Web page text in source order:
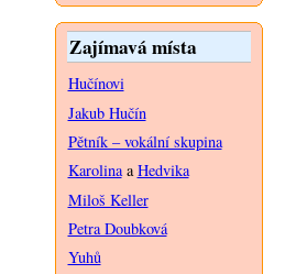
Zajímavá místa
Hučínovi
Jakub Hučín
Pětník – vokální skupina
KarolinaaHedvika
Miloš Keller
Petra Doubková
Yuhů